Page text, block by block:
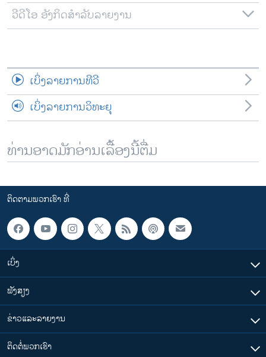
ພາສາຕ່າງໆ
ວີດີໂອ ອັງກິດສຳລັບລາຍງານ
ເບິ່ງລາຍການທີວີ
ເບິ່ງລາຍການວິທະຍຸ
ທ່ານອາດມັກອ່ານເລື້ອງນີ້ຕື່ມ
ຕິດຕາມພວກເຮົາ ທີ່
ເບິ່ງ
ຟັງສຽງ
ຂ່າວແລະລາຍງານ
ຕິດຕໍ່ພວກເຮົາ